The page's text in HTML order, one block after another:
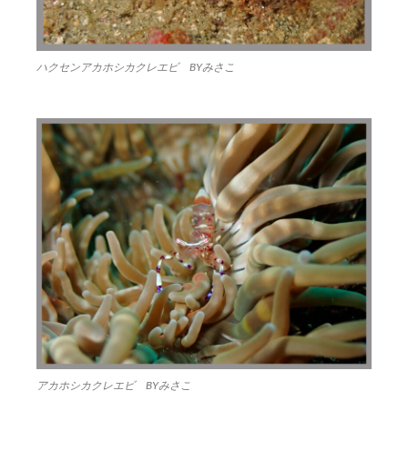
ハクセンアカホシカクレエビ BYみさこ
アカホシカクレエビ BYみさこ